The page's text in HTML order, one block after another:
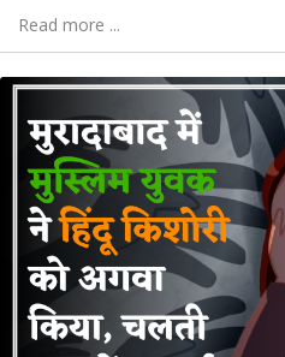
Read more ...